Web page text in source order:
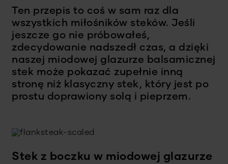
Ten przepis to coś w sam raz dla
wszystkich miłośników steków. Jeśli
jeszcze go nie próbowałeś,
zdecydowanie nadszedł czas, a dzięki
naszej miodowej glazurze balsamicznej
stek może pokazać zupełnie inną
stronę niż klasyczny stek, który jest po
prostu doprawiony solą i pieprzem.
Stek z boczku w miodowej glazurze